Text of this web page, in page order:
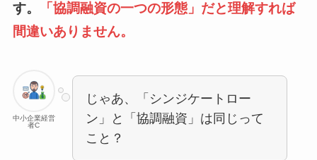
す。
「協調融資の一つの形態」だと理解すれば
間違いありません。
中小企業経営
者C
じゃあ、「シンジケートロー
ン」と「協調融資」は同じって
こと？